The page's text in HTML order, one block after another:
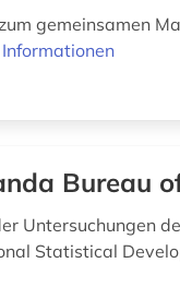
gemeinsamen
Bureau
Untersuchungen
Statistical